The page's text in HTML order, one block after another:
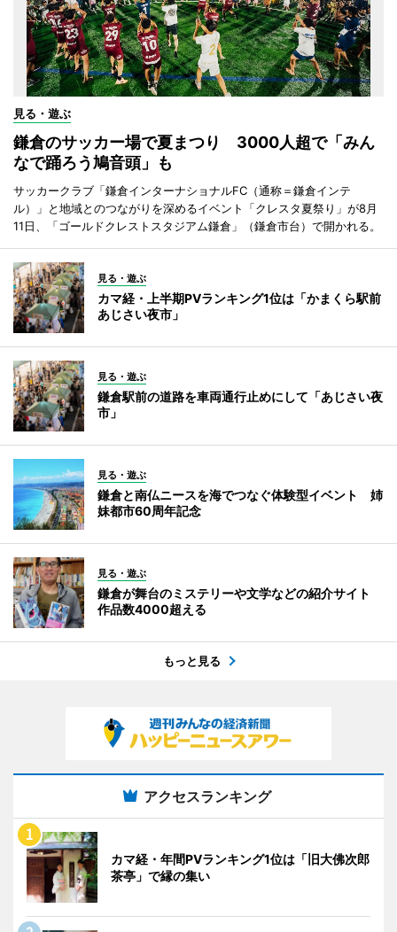
見る・遊ぶ
鎌倉のサッカー場で夏まつり 3000人超で「みん
なで踊ろう鳩音頭」も
サッカークラブ「鎌倉インターナショナルFC（通称＝鎌倉インテ
ル）」と地域とのつながりを深めるイベント「クレスタ夏祭り」が8月
11日、「ゴールドクレストスタジアム鎌倉」（鎌倉市台）で開かれる。
見る・遊ぶ
カマ経・上半期PVランキング1位は「かまくら駅前
あじさい夜市」
見る・遊ぶ
鎌倉駅前の道路を車両通行止めにして「あじさい夜
市」
見る・遊ぶ
鎌倉と南仏ニースを海でつなぐ体験型イベント 姉
妹都市60周年記念
見る・遊ぶ
鎌倉が舞台のミステリーや文学などの紹介サイト
作品数4000超える
もっと見る
アクセスランキング
カマ経・年間PVランキング1位は「旧大佛次郎
茶亭」で縁の集い